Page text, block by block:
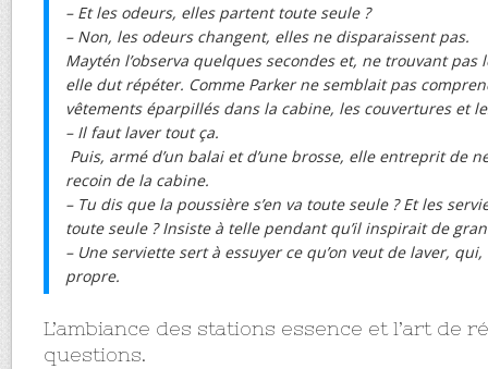
– Et les odeurs, elles partent toute seule ?
– Non, les odeurs changent, elles ne disparaissent pas.
Maytén l’observa quelques secondes et, ne trouvant pas
elle dut répéter. Comme Parker ne semblait pas
vêtements éparpillés dans la cabine, les couvertures et
– Il faut laver tout ça.
Puis, armé d’un balai et d’une brosse, elle entreprit de
recoin de la cabine.
– Tu dis que la poussière s’en va toute seule ? Et les
toute seule ? Insiste à telle pendant qu’il inspirait de
– Une serviette sert à essuyer ce qu’on veut de laver,
propre.
L’ambiance des stations essence et l’art de
questions.